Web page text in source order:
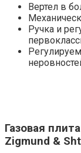
Вертел в
Ручка и
Газовая
Zigmund &